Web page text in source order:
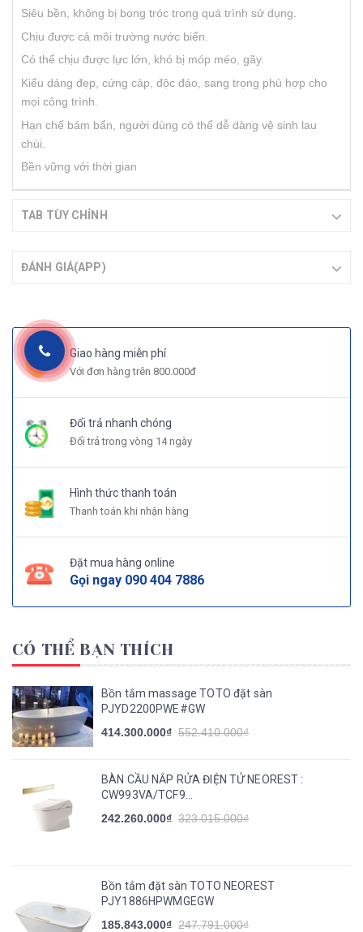
Siêu bền, không bị bong tróc trong quá trình sử dụng.
Chịu được cả môi trường nước biển.
Có thể chịu được lực lớn, khó bị móp méo, gãy.
Kiểu dáng đẹp, cứng cáp, độc đáo, sang trọng phù hợp cho
mọi công trình.
Hạn chế bám bẩn, người dùng có thể dễ dàng vệ sinh lau
chùi.
Bền vững với thời gian
TAB TÙY CHỈNH
ĐÁNH GIÁ(APP)
Giao hàng miễn phí
Với đơn hàng trên 800.000đ
Đổi trả nhanh chóng
Đổi trả trong vòng 14 ngày
Hình thức thanh toán
Thanh toán khi nhận hàng
Đặt mua hàng online
Gọi ngay 090 404 7886
CÓ THỂ BẠN THÍCH
Bồn tắm massage TOTO đặt sàn
PJYD2200PWE#GW
414.300.000₫ 552.410.000₫
BÀN CẦU NẮP RỬA ĐIỆN TỬ NEOREST :
CW993VA/TCF9...
242.260.000₫ 323.015.000₫
Bồn tắm đặt sàn TOTO NEOREST
PJY1886HPWMGEGW
185.843.000₫ 247.791.000₫